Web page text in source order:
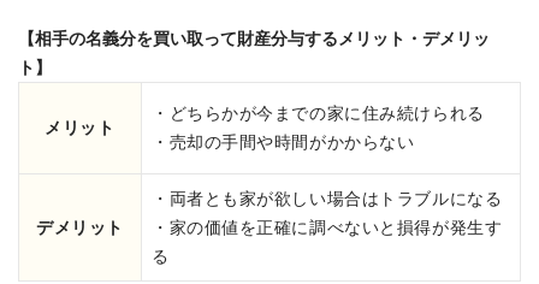
【相手の名義分を買い取って財産分与するメリット・デメリッ
ト】
メリット
・どちらかが今までの家に住み続けられる
・売却の手間や時間がかからない
デメリット
・両者とも家が欲しい場合はトラブルになる
・家の価値を正確に調べないと損得が発生す
る